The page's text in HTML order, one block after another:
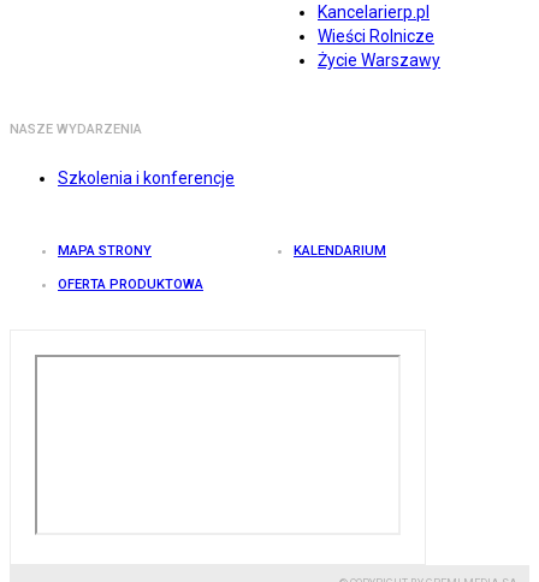
Kancelarierp.pl
Wieści Rolnicze
Życie Warszawy
NASZE WYDARZENIA
Szkolenia i konferencje
MAPA STRONY KALENDARIUM
OFERTA PRODUKTOWA